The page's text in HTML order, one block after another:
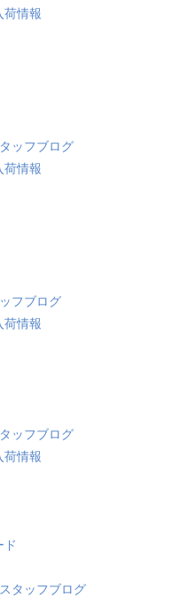
荷情報
ッフブログ
荷情報
フブログ
荷情報
ッフブログ
荷情報
ド
タッフブログ